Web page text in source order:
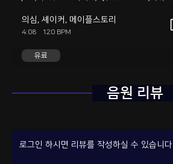
의심, 셰이커 , 메이플스토리
4:08 120 BPM
유료
음원 리뷰
로그인 하시면 리뷰를 작성하실 수 있습니다